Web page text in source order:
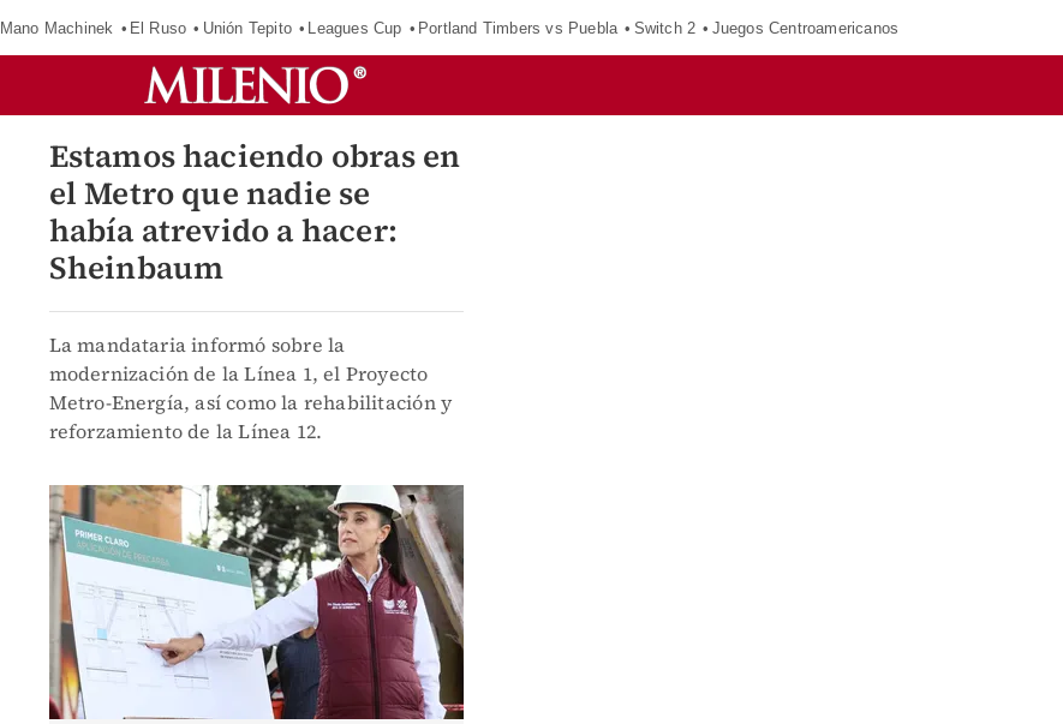
Mano Machinek El Ruso Unión Tepito Leagues Cup Portland Timbers vs Puebla Switch 2 Juegos Centroamericanos
Estamos haciendo obras en
el Metro que nadie se
había atrevido a hacer:
Sheinbaum
La mandataria informó sobre la
modernización de la Línea 1, el Proyecto
Metro-Energía, así como la rehabilitación y
reforzamiento de la Línea 12.